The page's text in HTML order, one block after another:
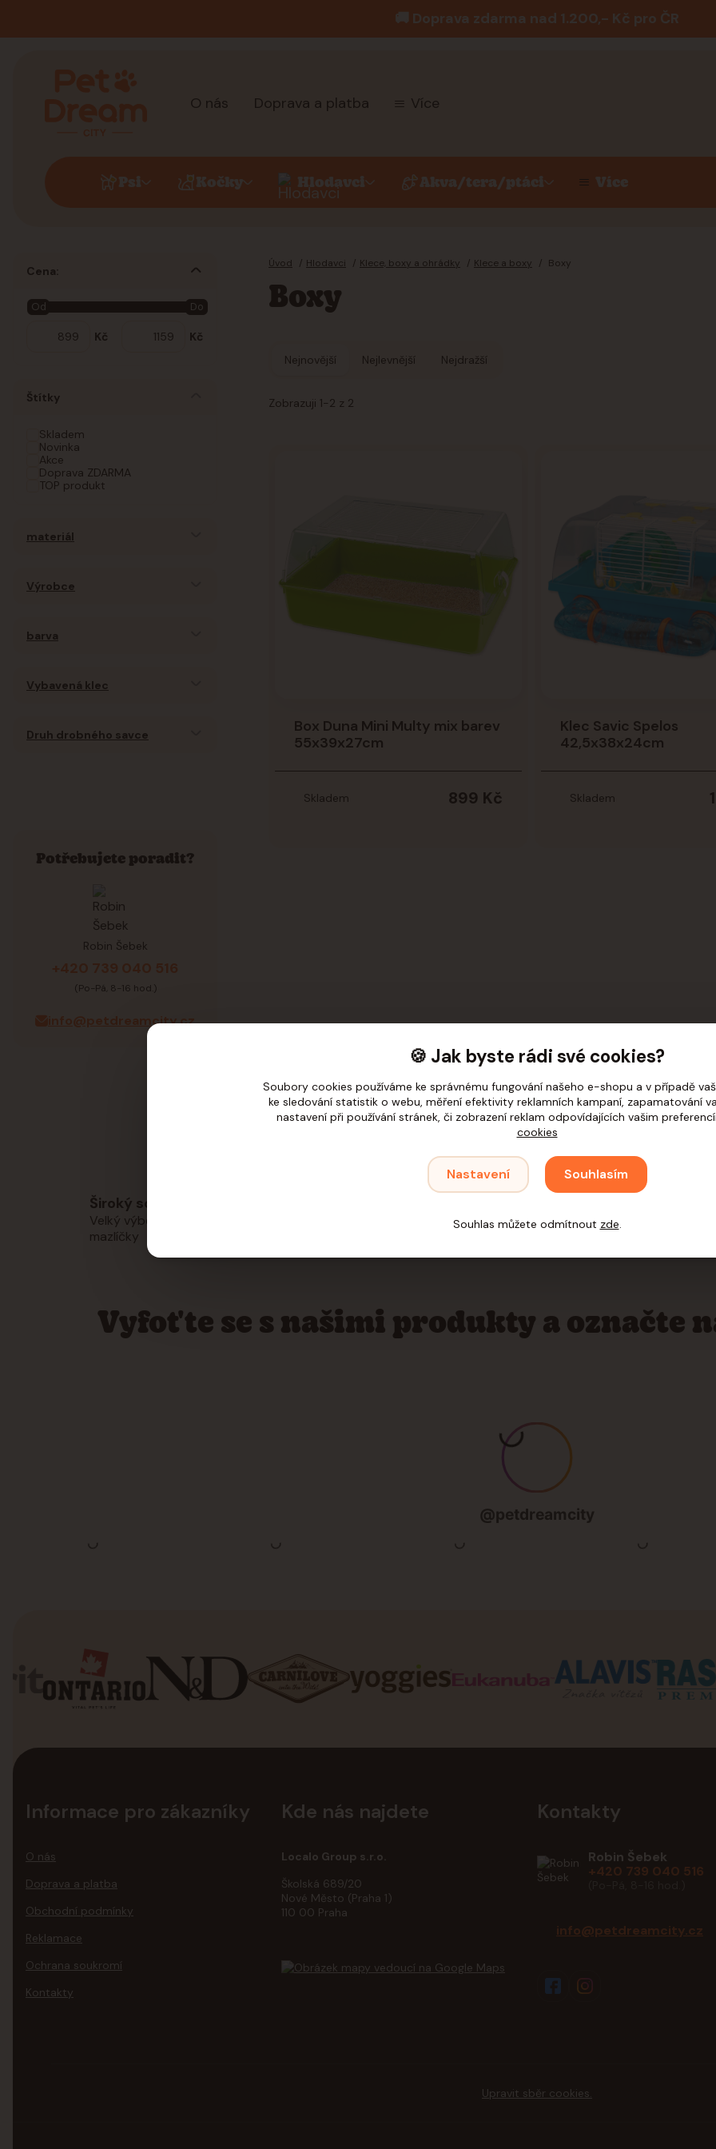
🚚 Doprava zdarma nad 1.200,- Kč pro ČR
O nás Doprava a platba Více
Psi Kočky Hlodavci Akva/tera/ptáci Více
Úvod Hlodavci Klece, boxy a ohrádky Klece a boxy Boxy
Boxy
Nejnovější Nejlevnější Nejdražší
Zobrazuji 1-2 z 2
Box Duna Mini Multy mix barev
55x39x27cm
899 Kč
Skladem
Klec Savic Spelos
42,5x38x24cm
Skladem
Cena:
Kč
Od Do
Kč
Štítky
Skladem
Novinka
Akce
Doprava ZDARMA
TOP produkt
materiál
Výrobce
barva
Vybavená klec
Druh drobného savce
Potřebujete poradit?
Robin Šebek
+420 739 040 516
(Po-Pá, 8-16 hod.)
info@petdreamcity.cz
Široký sortiment
Velký výběr produktů pro vaše
mazlíčky
Rádi poradíme a pomůžeme s
Víme, že mazlíčci
Informace pro zákazníky
O nás
Doprava a platba
Obchodní podmínky
Reklamace
Ochrana soukromí
Kontakty
Kde nás najdete
Localo Group s.r.o.
Školská 689/20
Nové Město (Praha 1)
110 00 Praha
Kontakty
Robin Šebek
+420 739 040 516
info@petdreamcity.cz
Vyfoťte se s našimi produkty a označte
Upravit sběr cookies.
🍪 Jak byste rádi své cookies?
Soubory cookies používáme ke správnému fungování našeho e-shopu a v případě
ke sledování statistik o webu, měření efektivity reklamních kampaní, zapamatování
nastavení při používání stránek, či zobrazení reklam odpovídajících vašim
cookies
Nastavení Souhlasím
Souhlas můžete odmítnout zde.